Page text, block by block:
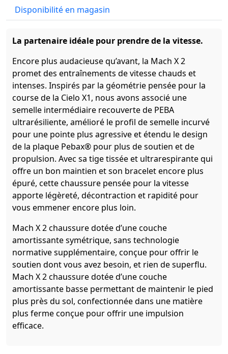
Disponibilité en magasin
La partenaire idéale pour prendre de la vitesse.
Encore plus audacieuse qu’avant, la Mach X 2
promet des entraînements de vitesse chauds et
intenses. Inspirés par la géométrie pensée pour la
course de la Cielo X1, nous avons associé une
semelle intermédiaire recouverte de PEBA
ultrarésiliente, amélioré le profil de semelle incurvé
pour une pointe plus agressive et étendu le design
de la plaque Pebax® pour plus de soutien et de
propulsion. Avec sa tige tissée et ultrarespirante qui
offre un bon maintien et son bracelet encore plus
épuré, cette chaussure pensée pour la vitesse
apporte légèreté, décontraction et rapidité pour
vous emmener encore plus loin.
Mach X 2 chaussure dotée d’une couche
amortissante symétrique, sans technologie
normative supplémentaire, conçue pour offrir le
soutien dont vous avez besoin, et rien de superflu.
Mach X 2 chaussure dotée d’une couche
amortissante basse permettant de maintenir le pied
plus près du sol, confectionnée dans une matière
plus ferme conçue pour offrir une impulsion
efficace.